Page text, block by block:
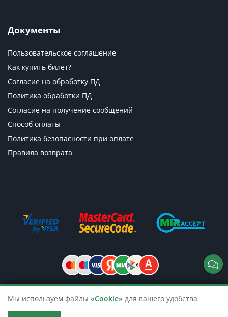
Документы
Пользовательское соглашение
Как купить билет?
Согласие на обработку ПД
Политика обработки ПД
Согласие на получение сообщений
Способ оплаты
Политика безопасности при оплате
Правила возврата
© 2026 TicketsTour. Продажа водных
Мы используем файлы «Cookie» для вашего удобства